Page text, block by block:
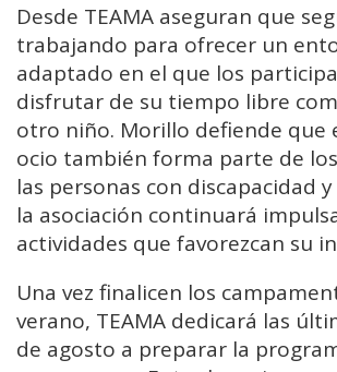
Desde TEAMA aseguran que
trabajando para ofrecer un
adaptado en el que los
disfrutar de su tiempo libre
otro niño. Morillo defiende que
ocio también forma parte de
las personas con discapacidad
la asociación continuará
actividades que favorezcan su
Una vez finalicen los
verano, TEAMA dedicará las
de agosto a preparar la